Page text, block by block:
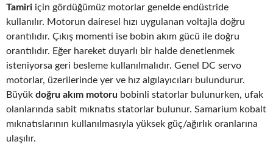
Tamiri için gördüğümüz motorlar genelde endüstride
kullanılır. Motorun dairesel hızı uygulanan voltajla doğru
orantılıdır. Çıkış momenti ise bobin akım gücü ile doğru
orantılıdır. Eğer hareket duyarlı bir halde denetlenmek
isteniyorsa geri besleme kullanılmalıdır. Genel DC servo
motorlar, üzerilerinde yer ve hız algılayıcıları bulundurur.
Büyük doğru akım motoru bobinli statorlar bulunurken, ufak
olanlarında sabit mıknatıs statorlar bulunur. Samarium kobalt
mıknatıslarının kullanılmasıyla yüksek güç/ağırlık oranlarına
ulaşılır.